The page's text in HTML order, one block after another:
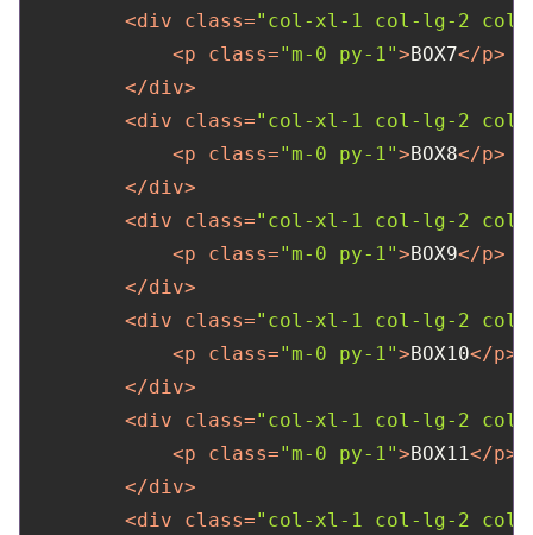
<div class="col-xl-1 col-lg-2 col-
<p class="m-0 py-1">BOX7</p>
</div>
<div class="col-xl-1 col-lg-2 col-
<p class="m-0 py-1">BOX8</p>
</div>
<div class="col-xl-1 col-lg-2 col-
<p class="m-0 py-1">BOX9</p>
</div>
<div class="col-xl-1 col-lg-2 col-
<p class="m-0 py-1">BOX10</p>
</div>
<div class="col-xl-1 col-lg-2 col-
<p class="m-0 py-1">BOX11</p>
</div>
<div class="col-xl-1 col-lg-2 col-